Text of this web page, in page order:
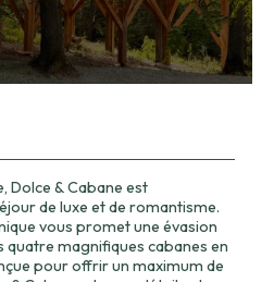
Dolce & Cabane est
de luxe et de romantisme.
vous promet une évasion
quatre magnifiques cabanes en
pour offrir un maximum de